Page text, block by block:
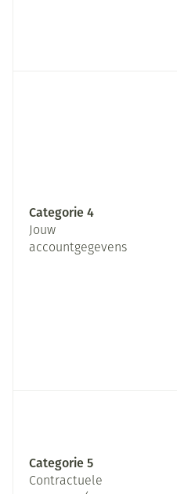
Categorie 4
Jouw
accountgegevens
Categorie 5
Contractuele